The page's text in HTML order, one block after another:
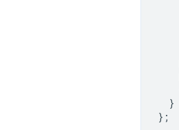
}
};